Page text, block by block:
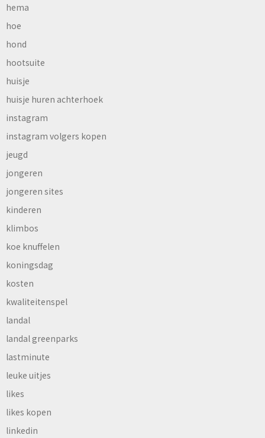
hema
hoe
hond
hootsuite
huisje
huisje huren achterhoek
instagram
instagram volgers kopen
jeugd
jongeren
jongeren sites
kinderen
klimbos
koe knuffelen
koningsdag
kosten
kwaliteitenspel
landal
landal greenparks
lastminute
leuke uitjes
likes
likes kopen
linkedin